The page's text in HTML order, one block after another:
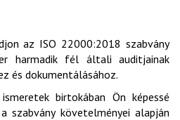
az ISO 22000:2018 szabvány
harmadik fél általi auditjainak
és dokumentálásához.
birtokában Ön képessé
szabvány követelményei alapján